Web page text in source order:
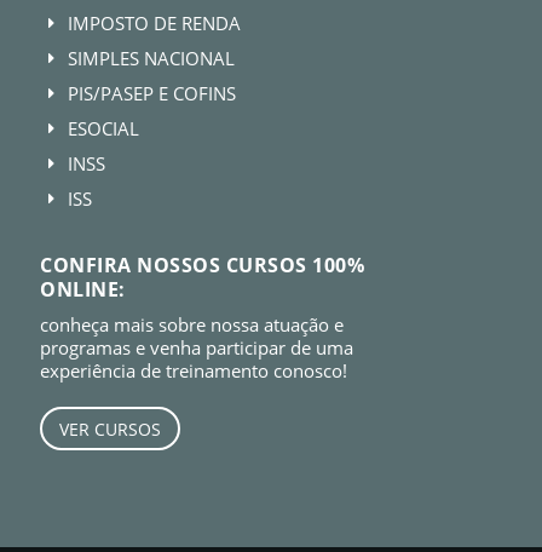
E IMPOSTO DE RENDA
E SIMPLES NACIONAL
E PIS/PASEP E COFINS
E ESOCIAL
E INSS
E ISS
CONFIRA NOSSOS CURSOS 100%
ONLINE:
conheça mais sobre nossa atuação e
programas e venha participar de uma
experiência de treinamento conosco!
VER CURSOS